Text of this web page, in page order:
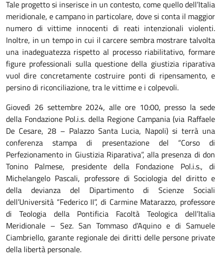
Tale progetto si inserisce in un contesto, come quello dell’Italia
meridionale, e campano in particolare, dove si conta il maggior
numero di vittime innocenti di reati intenzionali violenti.
Inoltre, in un tempo in cui il carcere sembra mostrare talvolta
una inadeguatezza rispetto al processo riabilitativo, formare
figure professionali sulla questione della giustizia riparativa
vuol dire concretamente costruire ponti di ripensamento, e
persino di riconciliazione, tra le vittime e i colpevoli.
Giovedì 26 settembre 2024, alle ore 10:00, presso la sede
della Fondazione Pol.i.s. della Regione Campania (via Raffaele
De Cesare, 28 – Palazzo Santa Lucia, Napoli) si terrà una
conferenza stampa di presentazione del “Corso di
Perfezionamento in Giustizia Riparativa”, alla presenza di don
Tonino Palmese, presidente della Fondazione Pol.i.s., di
Michelangelo Pascali, professore di Sociologia del diritto e
della devianza del Dipartimento di Scienze Sociali
dell’Università “Federico II”, di Carmine Matarazzo, professore
di Teologia della Pontificia Facoltà Teologica dell’Italia
Meridionale – Sez. San Tommaso d’Aquino e di Samuele
Ciambriello, garante regionale dei diritti delle persone private
della libertà personale.